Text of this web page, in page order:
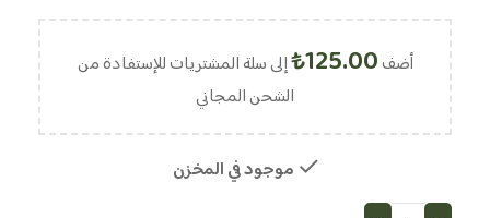
أضف ₺125.00 إلى سلة المشتريات للإستفادة من
الشحن المجاني
موجود في المخزن